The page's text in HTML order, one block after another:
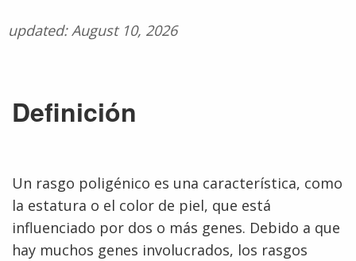
updated: August 10, 2026
Definición
Un rasgo poligénico es una característica, como
la estatura o el color de piel, que está
influenciado por dos o más genes. Debido a que
hay muchos genes involucrados, los rasgos